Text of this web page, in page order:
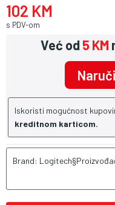
102 KM
s PDV-om
Već od5 KM
Iskoristi mogućnost
kreditnom karticom.
Brand: